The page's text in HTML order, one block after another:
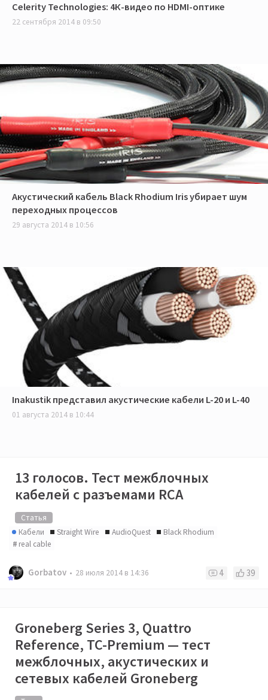
Celerity Technologies: 4К-видео по HDMI-оптике
22 сентября 2014 в 09:50
Акустический кабель Black Rhodium Iris убирает шум
переходных процессов
29 августа 2014 в 10:56
Inakustik представил акустические кабели L-20 и L-40
01 августа 2014 в 10:44
13 голосов. Тест межблочных
кабелей с разъемами RCA
Статья
Кабели
Straight Wire AudioQuest
Black Rhodium
real cable
Gorbatov 28 июля 2014 в 14:36 4 39
Groneberg Series 3, Quattro
Reference, TC-Premium — тест
межблочных, акустических и
сетевых кабелей Groneberg